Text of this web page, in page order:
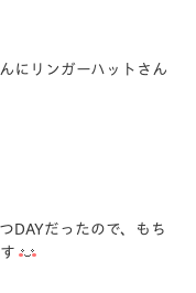
にリンガーハットさん
DAYだったので、もち